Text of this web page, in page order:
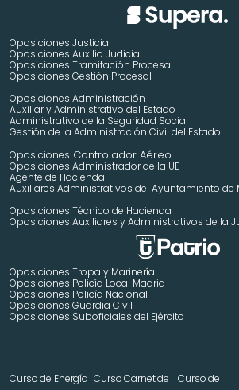
Oposiciones Justicia
Oposiciones Auxilio Judicial
Oposiciones Tramitación Procesal
Oposiciones Gestión Procesal
Oposiciones Administración
Auxiliar y Administrativo del Estado
Administrativo de la Seguridad Social
Gestión de la Administración Civil del Estado
Oposiciones Controlador Aéreo
Oposiciones Administrador de la UE
Agente de Hacienda
Auxiliares Administrativos del Ayuntamiento de
Oposiciones Técnico de Hacienda
Oposiciones Auxiliares y Administrativos de la
Oposiciones Tropa y Marinería
Oposiciones Policía Local Madrid
Oposiciones Policía Nacional
Oposiciones Guardia Civil
Oposiciones Suboficiales del Ejército
Curso de Energía Curso Carnet de
Curso de